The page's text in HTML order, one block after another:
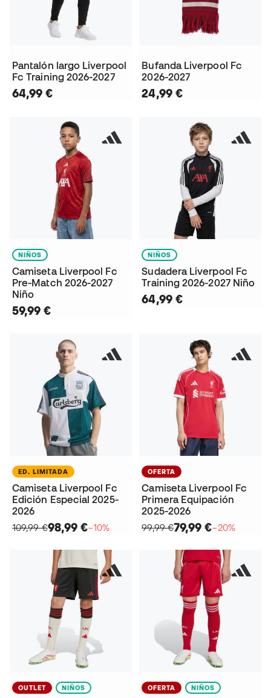
Pantalón largo Liverpool
Fc Training 2026-2027
64,99 €
Bufanda Liverpool Fc
2026-2027
24,99 €
NIÑOS
Camiseta Liverpool Fc
Pre-Match 2026-2027
Niño
59,99 €
NIÑOS
Sudadera Liverpool Fc
Training 2026-2027 Niño
64,99 €
ED. LIMITADA
Camiseta Liverpool Fc
Edición Especial 2025-
2026
109,99 €98,99 €−10%
OFERTA
Camiseta Liverpool Fc
Primera Equipación
2025-2026
99,99 €79,99 €−20%
OUTLET NIÑOS OFERTA NIÑOS